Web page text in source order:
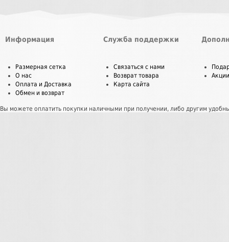
Информация
Размерная сетка
О нас
Оплата и Доставка
Обмен и возврат
Служба поддержки
Связаться с нами
Возврат товара
Карта сайта
Акции
Вы можете оплатить покупки наличными при получении, либо другим